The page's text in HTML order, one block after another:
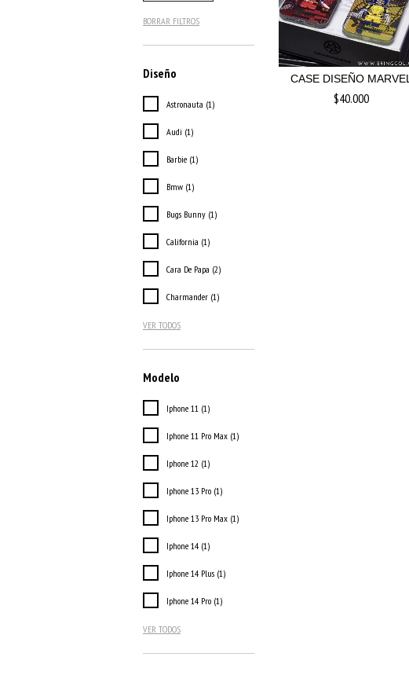
BORRAR FILTROS
Diseño
Astronauta (1)
Audi (1)
Barbie (1)
Bmw (1)
Bugs Bunny (1)
California (1)
Cara De Papa (2)
Charmander (1)
VER TODOS
Modelo
Iphone 11 (1)
Iphone 11 Pro Max (1)
Iphone 12 (1)
Iphone 13 Pro (1)
Iphone 13 Pro Max (1)
Iphone 14 (1)
Iphone 14 Plus (1)
Iphone 14 Pro (1)
VER TODOS
CASE DISEÑO MARVEL
$40.000